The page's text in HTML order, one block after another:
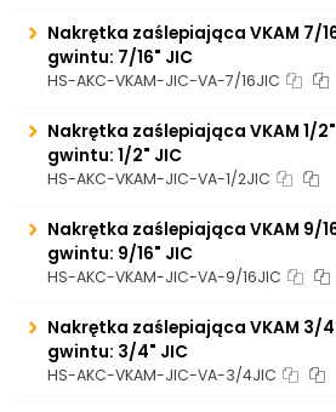
Nakrętka zaślepiająca VKAM 7/
gwintu: 7/16" JIC
HS-AKC-VKAM-JIC-VA-7/16JIC
Nakrętka zaślepiająca VKAM 1/
gwintu: 1/2" JIC
HS-AKC-VKAM-JIC-VA-1/2JIC
Nakrętka zaślepiająca VKAM 9/
gwintu: 9/16" JIC
HS-AKC-VKAM-JIC-VA-9/16JIC
Nakrętka zaślepiająca VKAM 3/
gwintu: 3/4" JIC
HS-AKC-VKAM-JIC-VA-3/4JIC